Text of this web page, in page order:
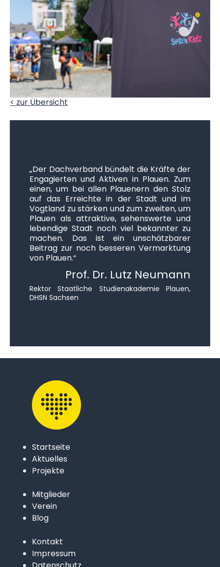
< zur Übersicht
der
Zum
Stolz
und im
um
und
zu
Plauen,
Zusammenarbeiten ein Erfolg.“ –
Ford Dieses Zitat spiegelt perfekt
Arbeit im Dachverband wider. In
Funktion als Vorsitzender ist es mir
Ehre, im Dachverband engagierte
aus allen Bereichen der
Gesellschaft zu vereinen. Damit
wir die Grundlage, den Stolz auf
Heimatstadt zu stärken,
lebendigen und attraktiven
Netzwerkarbeit eine
Entwicklung zu fördern.“
Startseite
Aktuelles
Projekte
Mitglieder
Verein
Blog
Kontakt
Impressum